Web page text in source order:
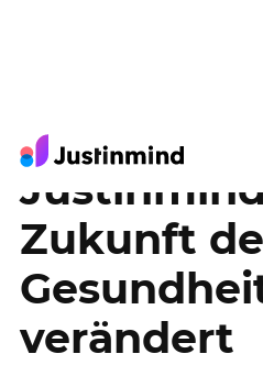
Wie SEI mit
Zukunft
verändert